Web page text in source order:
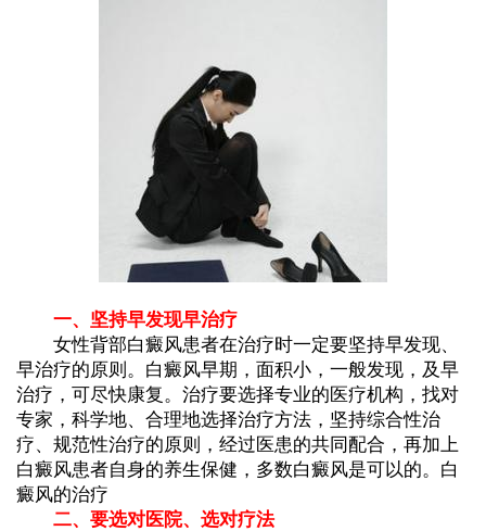
一、坚持早发现早治疗
女性背部白癜风患者在治疗时一定要坚持早发现、
早治疗的原则。白癜风早期，面积小，一般发现，及早
治疗，可尽快康复。治疗要选择专业的医疗机构，找对
专家，科学地、合理地选择治疗方法，坚持综合性治
疗、规范性治疗的原则，经过医患的共同配合，再加上
白癜风患者自身的养生保健，多数白癜风是可以的。白
癜风的治疗
二、要选对医院、选对疗法